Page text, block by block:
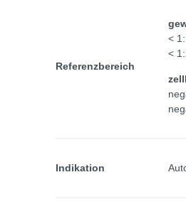
Referenzbereich
<
<
Indikation